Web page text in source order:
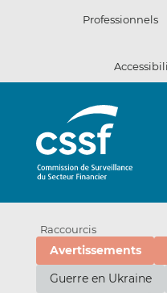
Professionnels
Raccourcis
Avertissements
Guerre en Ukraine